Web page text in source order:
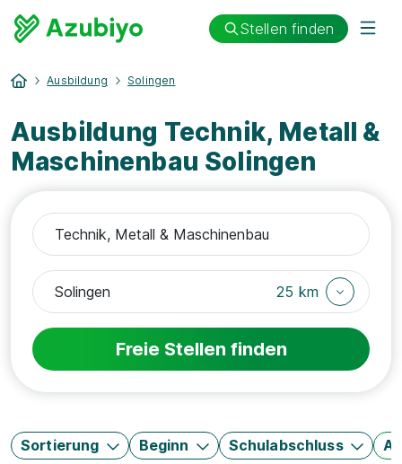
Stellen finden
Ausbildung Solingen
Ausbildung Technik, Metall &
Maschinenbau Solingen
25 km
Freie Stellen finden
Sortierung Beginn Schulabschluss